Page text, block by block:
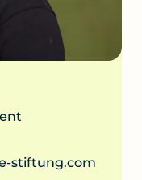
stiftung.com